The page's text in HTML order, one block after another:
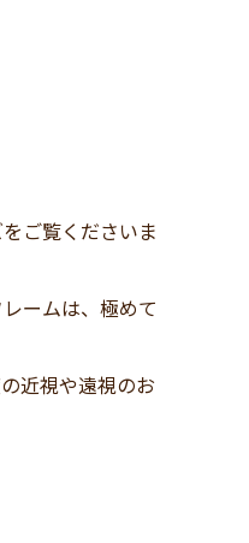
ご覧くださいま
ームは、極めて
近視や遠視のお